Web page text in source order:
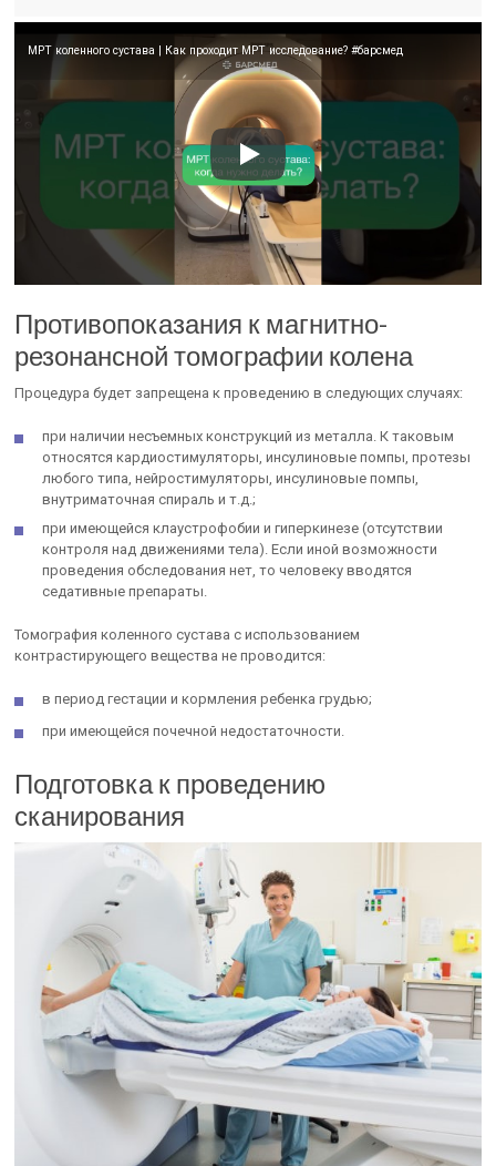
МРТ коленного сустава | Как проходит МРТ исследование? #барсмед
Противопоказания к магнитно-
резонансной томографии колена
Процедура будет запрещена к проведению в следующих случаях:
при наличии несъемных конструкций из металла. К таковым
относятся кардиостимуляторы, инсулиновые помпы, протезы
любого типа, нейростимуляторы, инсулиновые помпы,
внутриматочная спираль и т.д.;
при имеющейся клаустрофобии и гиперкинезе (отсутствии
контроля над движениями тела). Если иной возможности
проведения обследования нет, то человеку вводятся
седативные препараты.
Томография коленного сустава с использованием
контрастирующего вещества не проводится:
в период гестации и кормления ребенка грудью;
при имеющейся почечной недостаточности.
Подготовка к проведению
сканирования